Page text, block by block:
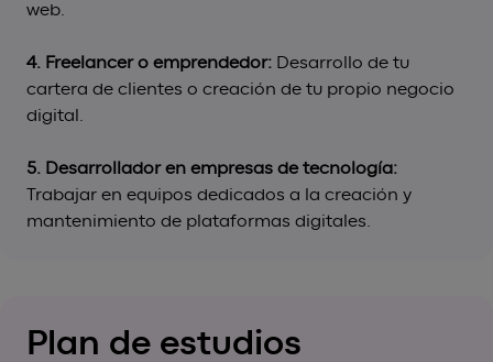
web.
4. Freelancer o emprendedor: Desarrollo de tu
cartera de clientes o creación de tu propio negocio
digital.
5. Desarrollador en empresas de tecnología:
Trabajar en equipos dedicados a la creación y
mantenimiento de plataformas digitales.
Plan de estudios